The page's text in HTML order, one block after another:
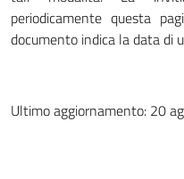
periodicamente questa
documento indica la data di
Ultimo aggiornamento: 20